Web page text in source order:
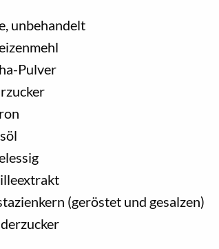
unbehandelt
Pulver
(geröstet und gesalzen)